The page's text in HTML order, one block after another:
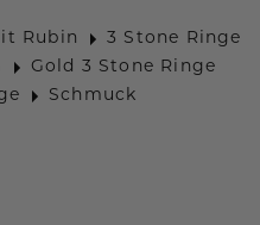
Rubin
3 Stone Ringe
Gold 3 Stone Ringe
Schmuck